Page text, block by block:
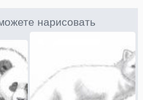
нарисовать